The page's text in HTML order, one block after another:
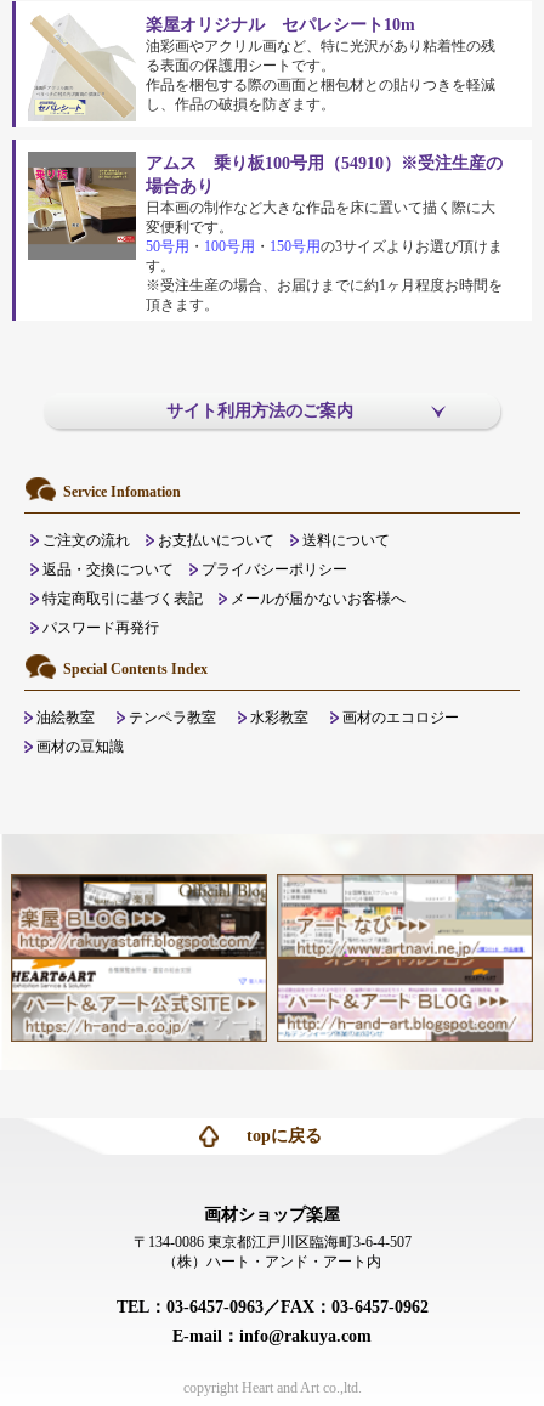
楽屋オリジナル セパレシート10m
油彩画やアクリル画など、特に光沢があり粘着性の残
る表面の保護用シートです。
作品を梱包する際の画面と梱包材との貼りつきを軽減
し、作品の破損を防ぎます。
アムス 乗り板100号用（54910）※受注生産の
場合あり
日本画の制作など大きな作品を床に置いて描く際に大
変便利です。
50号用 ・ 100号用 ・ 150号用の3サイズよりお選び頂けま
す。
※受注生産の場合、お届けまでに約1ヶ月程度お時間を
頂きます。
サイト利用方法のご案内
Service Infomation
ご注文の流れ お支払いについて
送料について
返品・交換について
プライバシーポリシー
特定商取引に基づく表記
メールが届かないお客様へ
パスワード再発行
Special Contents Index
油絵教室 テンペラ教室 水彩教室
画材のエコロジー
画材の豆知識
topに戻る
画材ショップ楽屋
〒134-0086 東京都江戸川区臨海町3-6-4-507
（株）ハート・アンド・アート内
TEL：03-6457-0963／FAX：03-6457-0962
E-mail：info@rakuya.com
copyright Heart and Art co.,ltd.